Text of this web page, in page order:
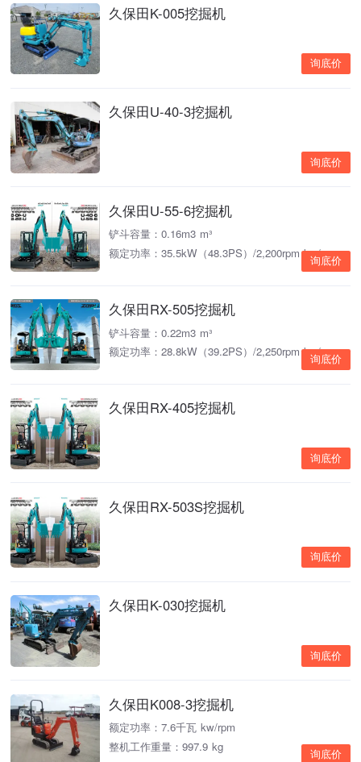
久保田K-005挖掘机
询底价
久保田U-40-3挖掘机
询底价
久保田U-55-6挖掘机
铲斗容量：0.16m3 m³
额定功率：35.5kW（48.3PS）/2,200rpm kw/rpm
询底价
久保田RX-505挖掘机
铲斗容量：0.22m3 m³
额定功率：28.8kW（39.2PS）/2,250rpm kw/rpm
询底价
久保田RX-405挖掘机
询底价
久保田RX-503S挖掘机
询底价
久保田K-030挖掘机
询底价
久保田K008-3挖掘机
额定功率：7.6千瓦 kw/rpm
整机工作重量：997.9 kg
询底价